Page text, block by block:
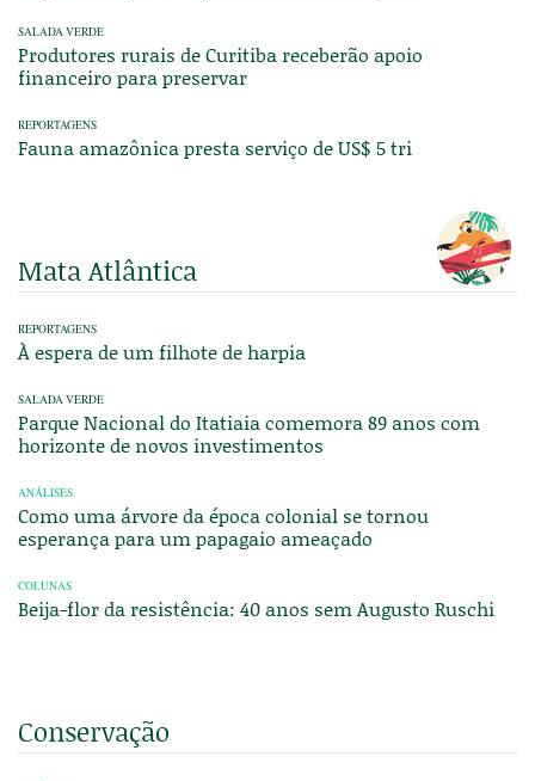
SALADA VERDE
Produtores rurais de Curitiba receberão apoio
financeiro para preservar
REPORTAGENS
Fauna amazônica presta serviço de US$ 5 tri
Mata Atlântica
REPORTAGENS
À espera de um filhote de harpia
SALADA VERDE
Parque Nacional do Itatiaia comemora 89 anos com
horizonte de novos investimentos
ANÁLISES
Como uma árvore da época colonial se tornou
esperança para um papagaio ameaçado
COLUNAS
Beija-flor da resistência: 40 anos sem Augusto Ruschi
Conservação